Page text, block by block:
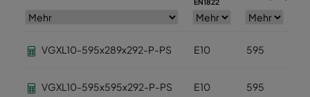
VGXL10-595x289x292-P-PS E10 595
VGXL10-595x595x292-P-PS E10 595